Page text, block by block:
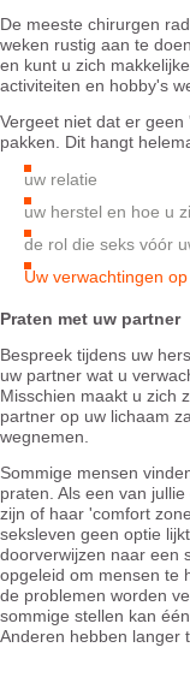
De meeste chirurgen
weken rustig aan te
en kunt u zich
activiteiten en hobby's
Vergeet niet dat er
pakken. Dit hangt
uw relatie
uw herstel en hoe u
de rol die seks vóór
Uw verwachtingen
Praten met uw partner
Bespreek tijdens uw
uw partner wat u
Misschien maakt u zich
partner op uw lichaam
wegnemen.
Sommige mensen
praten. Als een van
zijn of haar 'comfort
seksleven geen optie
doorverwijzen naar een
opgeleid om mensen te
de problemen worden
sommige stellen kan
Anderen hebben langer